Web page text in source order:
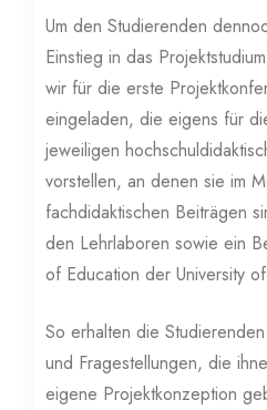
Um den Studierenden
Einstieg in das
wir für die erste
eingeladen, die eigens für
jeweiligen
vorstellen, an denen sie im
fachdidaktischen Beiträgen
den Lehrlaboren sowie ein
of Education der University
So erhalten die
und Fragestellungen, die
eigene Projektkonzeption